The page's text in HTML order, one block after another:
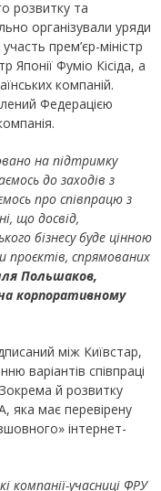
розвитку та
організували уряди
прем’єр-міністр
Японії Фуміо Кісіда, а
компаній.
Федерацією
на підтримку
до заходів з
про співпрацю з
що досвід,
бізнесу буде цінною
проєктів, спрямованих
Польшаков,
корпоративному
між Київстар,
варіантів співпраці
й розвитку
яка має перевірену
інтернет-
компанії-учасниці ФРУ